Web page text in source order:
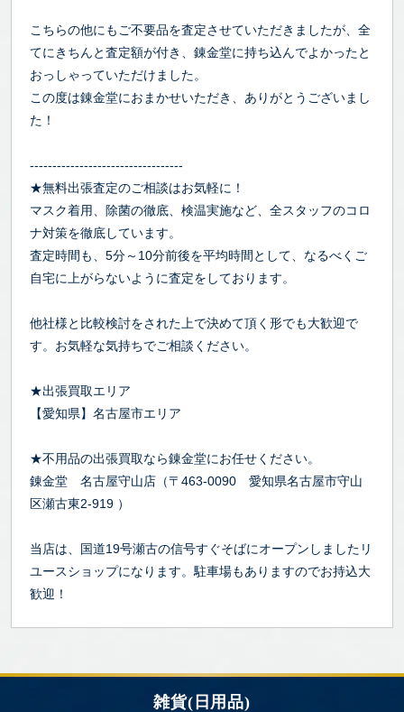
こちらの他にもご不要品を査定させていただきましたが、全
てにきちんと査定額が付き、錬金堂に持ち込んでよかったと
おっしゃっていただけました。
この度は錬金堂におまかせいただき、ありがとうございまし
た！
----------------------------------
★無料出張査定のご相談はお気軽に！
マスク着用、除菌の徹底、検温実施など、全スタッフのコロ
ナ対策を徹底しています。
査定時間も、5分～10分前後を平均時間として、なるべくご
自宅に上がらないように査定をしております。
他社様と比較検討をされた上で決めて頂く形でも大歓迎で
す。お気軽な気持ちでご相談ください。
★出張買取エリア
【愛知県】名古屋市エリア
★不用品の出張買取なら錬金堂にお任せください。
錬金堂 名古屋守山店（〒463-0090 愛知県名古屋市守山
区瀬古東2-919 ）
当店は、国道19号瀬古の信号すぐそばにオープンしましたリ
ユースショップになります。駐車場もありますのでお持込大
歓迎！
雑貨(日用品)